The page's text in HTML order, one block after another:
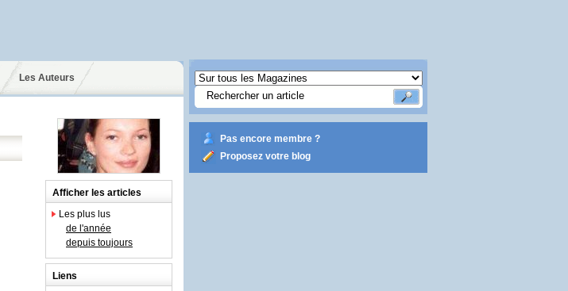
Les Auteurs
Afficher les articles
Les plus lus
de l'année
depuis toujours
Liens
Pas encore membre ?
Proposez votre blog